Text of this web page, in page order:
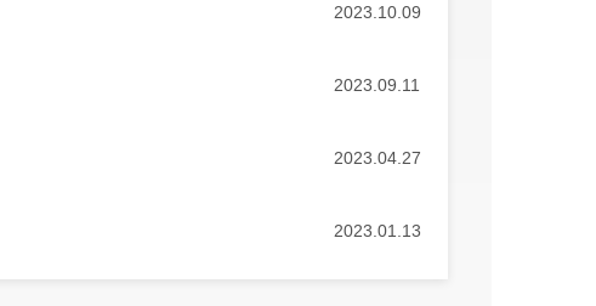
2023.10.09
2023.09.11
2023.04.27
2023.01.13